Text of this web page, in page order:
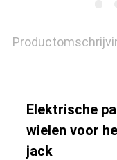
Elektrische
wielen voor
jack